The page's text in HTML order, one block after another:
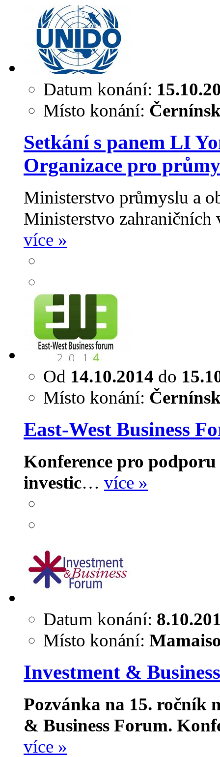
Datum konání:
Místo konání:
Setkání s panem LI
Organizace pro
Ministerstvo průmyslu a
Ministerstvo
více »
Od 14.10.2014 do
Místo konání:
East-West Business
Konference pro
investic… více »
Datum konání:
Místo konání:
Investment &
Pozvánka na 15. ročník
& Business Forum.
více »